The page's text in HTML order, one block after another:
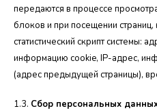
передаются в процессе
блоков и при посещении страниц,
статистический скрипт системы:
информацию cookie, IP-адрес,
(адрес предыдущей страницы),
1.3. Сбор персональных